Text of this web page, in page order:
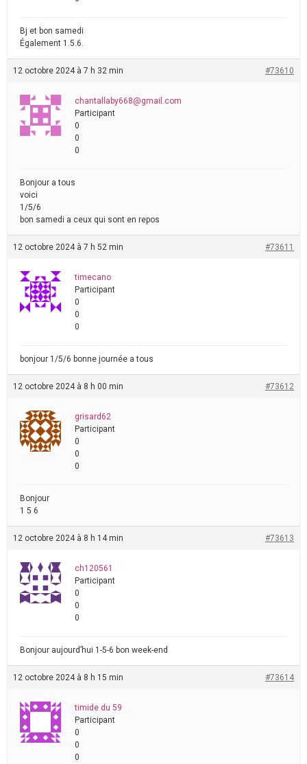
Bj et bon samedi
Également 1.5.6.
12 octobre 2024 à 7 h 32 min #73610
chantallaby668@gmail.com
Participant
0
0
0
Bonjour a tous
voici
1/5/6
bon samedi a ceux qui sont en repos
12 octobre 2024 à 7 h 52 min #73611
timecano
Participant
0
0
0
bonjour 1/5/6 bonne journée a tous
12 octobre 2024 à 8 h 00 min #73612
grisard62
Participant
0
0
0
Bonjour
1 5 6
12 octobre 2024 à 8 h 14 min #73613
ch120561
Participant
0
0
0
Bonjour aujourd’hui 1-5-6 bon week-end
12 octobre 2024 à 8 h 15 min #73614
timide du 59
Participant
0
0
0